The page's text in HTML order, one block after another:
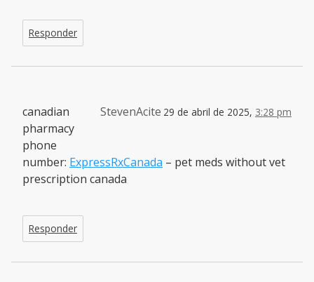
Responder
StevenAcite 29 de abril de 2025, 3:28 pm
canadian
pharmacy
phone
number: ExpressRxCanada – pet meds without vet
prescription canada
Responder